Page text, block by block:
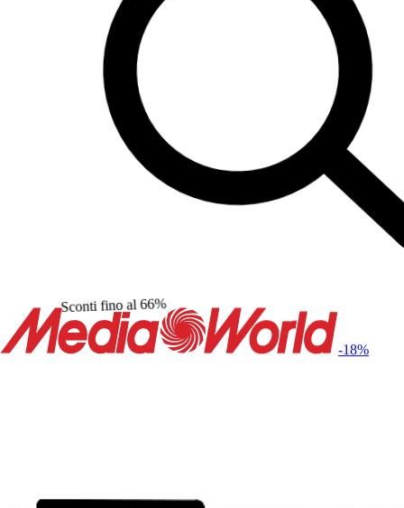
Sconti fino al 66%
-18%